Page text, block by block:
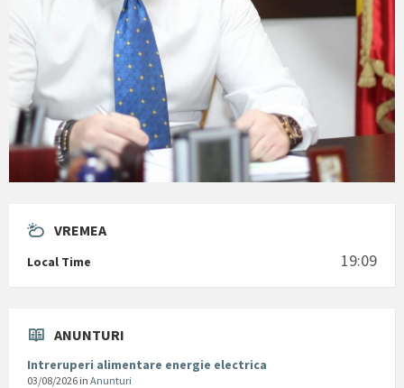
VREMEA
Local Time 19:09
ANUNTURI
Intreruperi alimentare energie electrica
03/08/2026 in Anunturi